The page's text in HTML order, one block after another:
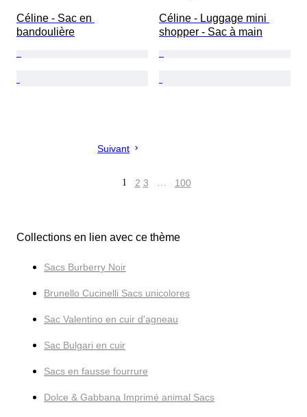
Céline - Sac en
bandoulière
Céline - Luggage mini
shopper - Sac à main
Suivant
1 2 3 … 100
Collections en lien avec ce thème
Sacs Burberry Noir
Brunello Cucinelli Sacs unicolores
Sac Valentino en cuir d'agneau
Sac Bulgari en cuir
Sacs en fausse fourrure
Dolce & Gabbana Imprimé animal Sacs